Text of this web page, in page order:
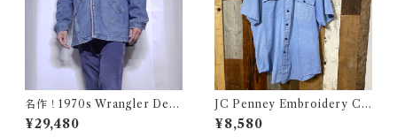
名作！1970s Wrangler Deni
m Wrange Coat / ラングラー
デニム ボア ランチ コート 古
¥29,480
JC Penney Embroidery Ch
ambray Shirt / ジェイシーペ
ニー 刺繍入り シャンブレー シ
¥8,580